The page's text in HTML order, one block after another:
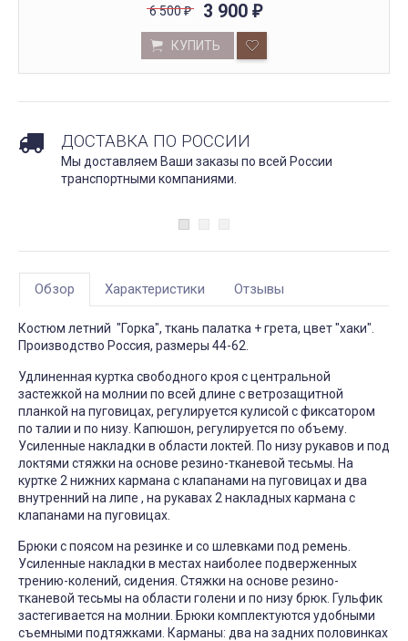
6 500₽ 3 900 ₽
КУПИТЬ
ДОСТАВКА ПО РОССИИ
Мы доставляем Ваши заказы по всей России
транспортными компаниями.
Обзор Характеристики Отзывы
Костюм летний "Горка", ткань палатка + грета, цвет "хаки".
Производство Россия, размеры 44-62.
Удлиненная куртка свободного кроя с центральной
застежкой на молнии по всей длине с ветрозащитной
планкой на пуговицах, регулируется кулисой с фиксатором
по талии и по низу. Капюшон, регулируется по объему.
Усиленные накладки в области локтей. По низу рукавов и под
локтями стяжки на основе резино-тканевой тесьмы. На
куртке 2 нижних кармана с клапанами на пуговицах и два
внутренний на липе , на рукавах 2 накладных кармана с
клапанами на пуговицах.
Брюки с поясом на резинке и со шлевками под ремень.
Усиленные накладки в местах наиболее подверженных
трению-колений, сидения. Стяжки на основе резино-
тканевой тесьмы на области голени и по низу брюк. Гульфик
застегивается на молнии. Брюки комплектуются удобными
съемными подтяжками. Карманы: два на задних половинках